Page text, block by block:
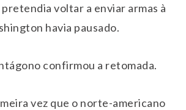
voltar a enviar armas à
havia pausado.
confirmou a retomada.
vez que o norte-americano